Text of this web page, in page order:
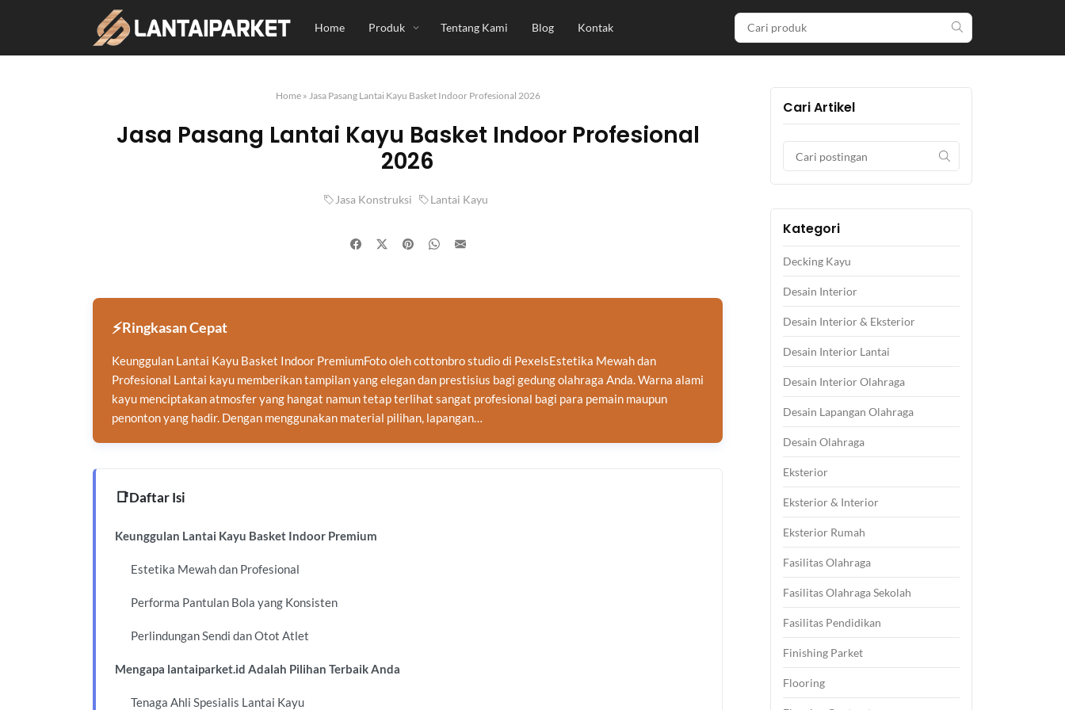
Home Produk Tentang Kami Blog Kontak
Home» Jasa Pasang Lantai Kayu Basket Indoor Profesional 2026
Jasa Pasang Lantai Kayu Basket Indoor Profesional
2026
Jasa Konstruksi Lantai Kayu
Ringkasan Cepat
Keunggulan Lantai Kayu Basket Indoor PremiumFoto oleh cottonbro studio di PexelsEstetika Mewah dan
Profesional Lantai kayu memberikan tampilan yang elegan dan prestisius bagi gedung olahraga Anda. Warna alami
kayu menciptakan atmosfer yang hangat namun tetap terlihat sangat profesional bagi para pemain maupun
penonton yang hadir. Dengan menggunakan material pilihan, lapangan…
Daftar Isi
Keunggulan Lantai Kayu Basket Indoor Premium
Estetika Mewah dan Profesional
Performa Pantulan Bola yang Konsisten
Perlindungan Sendi dan Otot Atlet
Mengapa lantaiparket.id Adalah Pilihan Terbaik Anda
Tenaga Ahli Spesialis Lantai Kayu
Cari Artikel
Kategori
Decking Kayu
Desain Interior
Desain Interior & Eksterior
Desain Interior Lantai
Desain Interior Olahraga
Desain Lapangan Olahraga
Desain Olahraga
Eksterior
Eksterior & Interior
Eksterior Rumah
Fasilitas Olahraga
Fasilitas Olahraga Sekolah
Fasilitas Pendidikan
Finishing Parket
Flooring